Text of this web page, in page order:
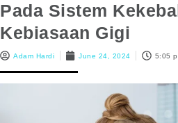
Pada Sistem
Kebiasaan Gigi
Adam Hardi June 24, 2024 5:05